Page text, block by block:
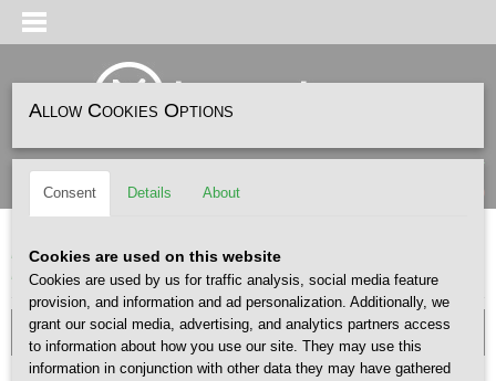
Log in Register SHOPPING CART
(0)
Home>ACCESSOIRES>TASSEN>TOPOLOGIE Bottle Sacoche Medium
Black Dry
Allow Cookies Options
Consent Details About
Cookies are used on this website
Cookies are used by us for traffic analysis, social media feature
provision, and information and ad personalization. Additionally, we
grant our social media, advertising, and analytics partners access
to information about how you use our site. They may use this
information in conjunction with other data they may have gathered